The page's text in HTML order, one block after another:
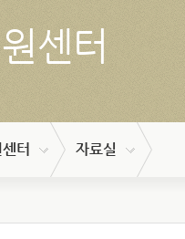
센터
터 자료실